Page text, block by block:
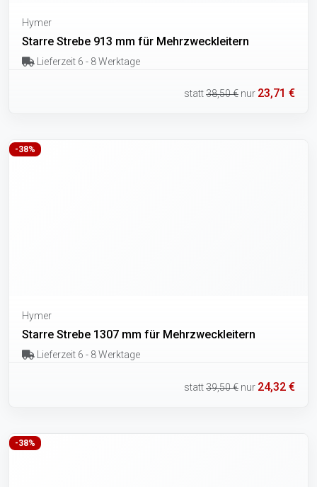
Hymer
Starre Strebe 913 mm für Mehrzweckleitern
Lieferzeit 6 - 8 Werktage
statt38,50 € nur 23,71 €
-38%
Hymer
Starre Strebe 1307 mm für Mehrzweckleitern
Lieferzeit 6 - 8 Werktage
statt39,50 € nur 24,32 €
-38%